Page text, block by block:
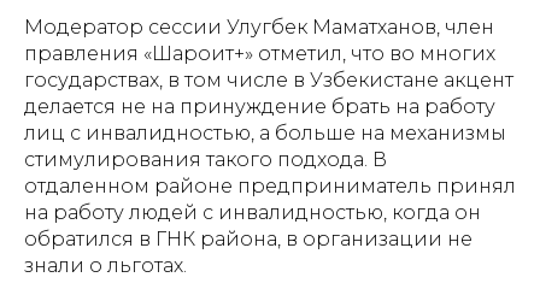
Модератор сессии Улугбек Маматханов, член
правления «Шароит+» отметил, что во многих
государствах, в том числе в Узбекистане акцент
делается не на принуждение брать на работу
лиц с инвалидностью, а больше на механизмы
стимулирования такого подхода. В
отдаленном районе предприниматель принял
на работу людей с инвалидностью, когда он
обратился в ГНК района, в организации не
знали о льготах.